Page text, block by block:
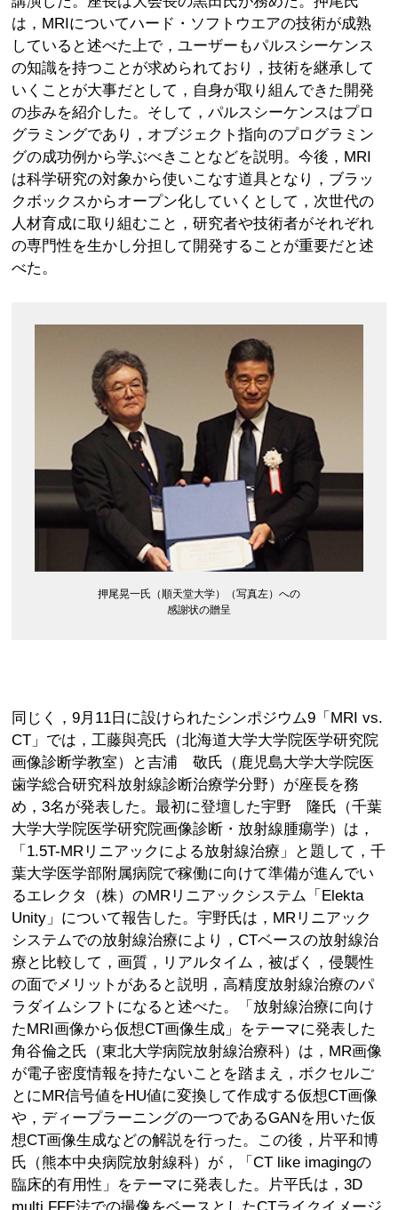
は，MRIについてハード・ソフトウエアの技術が成熟
していると述べた上で，ユーザーもパルスシーケンス
の知識を持つことが求められており，技術を継承して
いくことが大事だとして，自身が取り組んできた開発
の歩みを紹介した。そして，パルスシーケンスはプロ
グラミングであり，オブジェクト指向のプログラミン
グの成功例から学ぶべきことなどを説明。今後，MRI
は科学研究の対象から使いこなす道具となり，ブラッ
クボックスからオープン化していくとして，次世代の
人材育成に取り組むこと，研究者や技術者がそれぞれ
の専門性を生かし分担して開発することが重要だと述
べた。
押尾晃一氏（順天堂大学）（写真左）への
感謝状の贈呈
同じく，9月11日に設けられたシンポジウム9「MRI vs.
CT」では，工藤與亮氏（北海道大学大学院医学研究院
画像診断学教室）と吉浦 敬氏（鹿児島大学大学院医
歯学総合研究科放射線診断治療学分野）が座長を務
め，3名が発表した。最初に登壇した宇野 隆氏（千葉
大学大学院医学研究院画像診断・放射線腫瘍学）は，
「1.5T-MRリニアックによる放射線治療」と題して，千
葉大学医学部附属病院で稼働に向けて準備が進んでい
るエレクタ（株）のMRリニアックシステム「Elekta
Unity」について報告した。宇野氏は，MRリニアック
システムでの放射線治療により，CTベースの放射線治
療と比較して，画質，リアルタイム，被ばく，侵襲性
の面でメリットがあると説明，高精度放射線治療のパ
ラダイムシフトになると述べた。「放射線治療に向け
たMRI画像から仮想CT画像生成」をテーマに発表した
角谷倫之氏（東北大学病院放射線治療科）は，MR画像
が電子密度情報を持たないことを踏まえ，ボクセルご
とにMR信号値をHU値に変換して作成する仮想CT画像
や，ディープラーニングの一つであるGANを用いた仮
想CT画像生成などの解説を行った。この後，片平和博
氏（熊本中央病院放射線科）が，「CT like imagingの
臨床的有用性」をテーマに発表した。片平氏は，3D